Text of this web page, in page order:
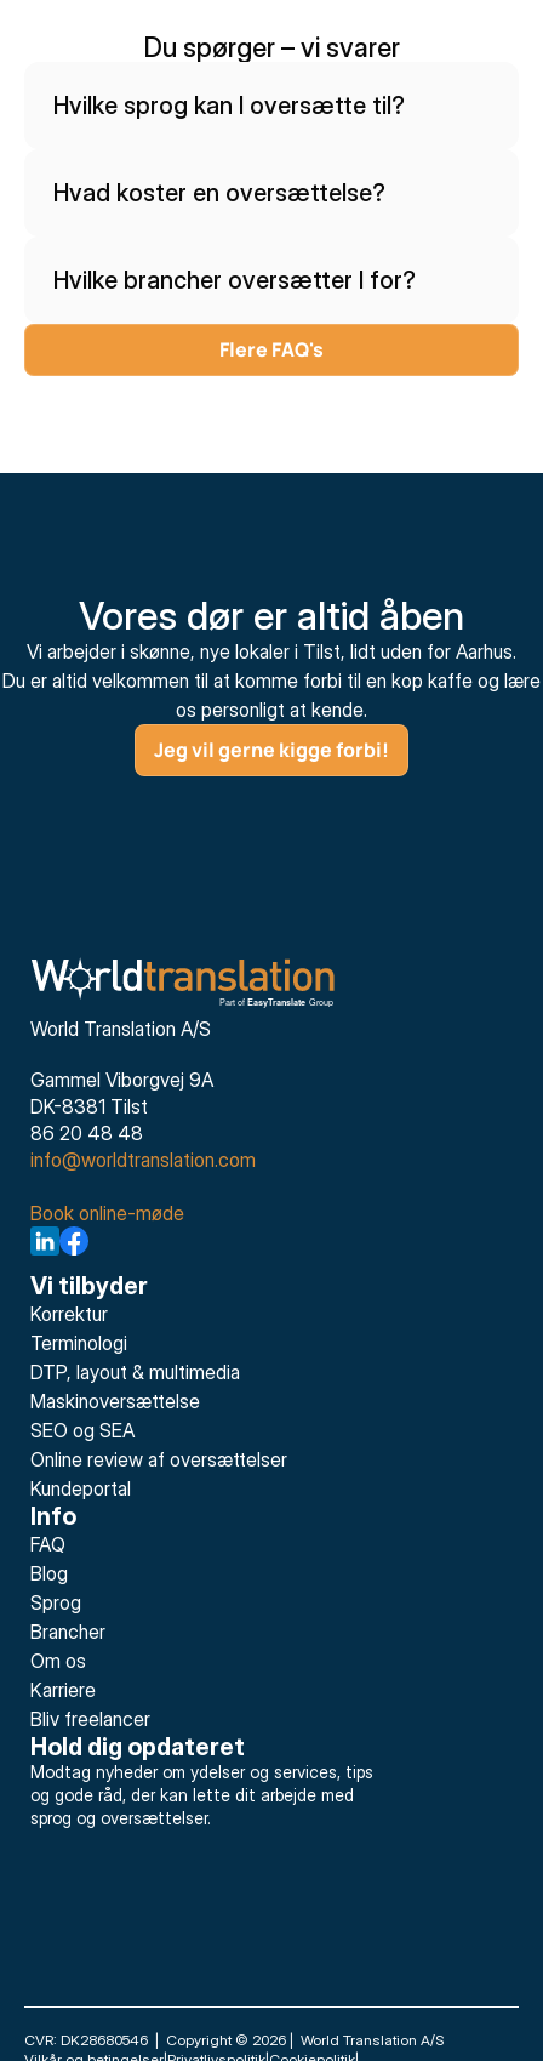
Du spørger – vi svarer
Hvilke sprog kan I oversætte til?
Hvad koster en oversættelse?
Hvilke brancher oversætter I for?
Flere FAQ's
Vores dør er altid åben
Vi arbejder i skønne, nye lokaler i Tilst, lidt uden for Aarhus.
Du er altid velkommen til at komme forbi til en kop kaffe og lære
os personligt at kende.
Jeg vil gerne kigge forbi!
World Translation A/S
Gammel Viborgvej 9A
DK-8381 Tilst
86 20 48 48
info@worldtranslation.com
Book online-møde
Vi tilbyder
Korrektur
Terminologi
DTP, layout & multimedia
Maskinoversættelse
SEO og SEA
Online review af oversættelser
Kundeportal
Info
FAQ
Blog
Sprog
Brancher
Om os
Karriere
Bliv freelancer
Hold dig opdateret
Modtag nyheder om ydelser og services, tips
og gode råd, der kan lette dit arbejde med
sprog og oversættelser.
CVR: DK28680546  |  Copyright © 2026 |  World Translation A/S